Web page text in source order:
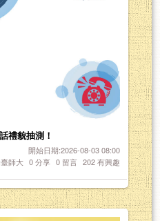
禮貌抽測！
開始日期:2026-08-03 08:00
師大 0分享 0 留言 202有興趣